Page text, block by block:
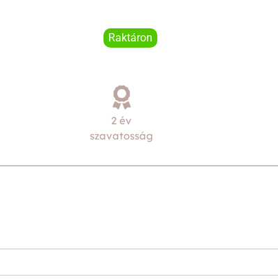
Raktáron
2 év
szavatosság